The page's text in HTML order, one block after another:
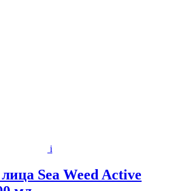
i
Sea Weed Active